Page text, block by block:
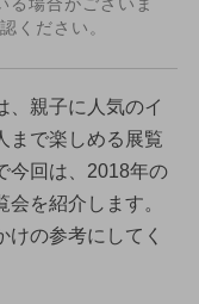
ください。
、親子に人気のイ
まで楽しめる展覧
今回は、2018年の
を紹介します。
の参考にしてく